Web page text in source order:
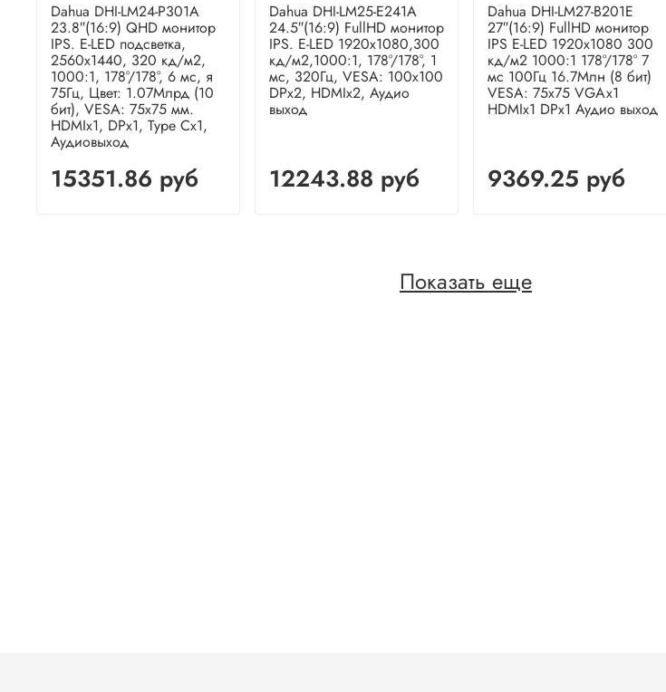
Dahua DHI-LM24-P301A
23.8″(16:9) QHD монитор
IPS. E-LED подсветка,
2560x1440, 320 кд/м2,
1000:1, 178°/178°, 6 мс, я
75Гц, Цвет: 1.07Млрд (10
бит), VESA: 75x75 мм.
HDMIx1, DPx1, Type Cx1,
Аудиовыход
15351.86 руб
Dahua DHI-LM25-E241A
24.5″(16:9) FullHD монитор
IPS. E-LED 1920x1080,300
кд/м2,1000:1, 178°/178°, 1
мс, 320Гц, VESA: 100x100
DPx2, HDMIx2, Аудио
выход
12243.88 руб
Dahua DHI-LM27-B201E
27″(16:9) FullHD монитор
IPS E-LED 1920x1080 300
кд/м2 1000:1 178°/178° 7
мс 100Гц 16.7Млн (8 бит)
VESA: 75x75 VGAx1
HDMIx1 DPx1 Аудио выход
9369.25 руб
Показать еще